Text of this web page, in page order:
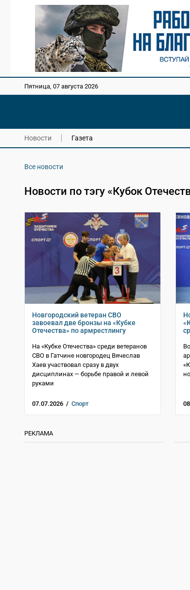
Пятница, 07 августа 2026
Новости Газета
Все новости
Новости по тэгу «Кубок
Новгородский ветеран СВО
завоевал две бронзы на «Кубке
Отечества» по армрестлингу
На «Кубке Отечества» среди ветеранов
СВО в Гатчине новгородец Вячеслав
Хаев участвовал сразу в двух
дисциплинах — борьбе правой и левой
руками
07.07.2026 / Спорт
РЕКЛАМА